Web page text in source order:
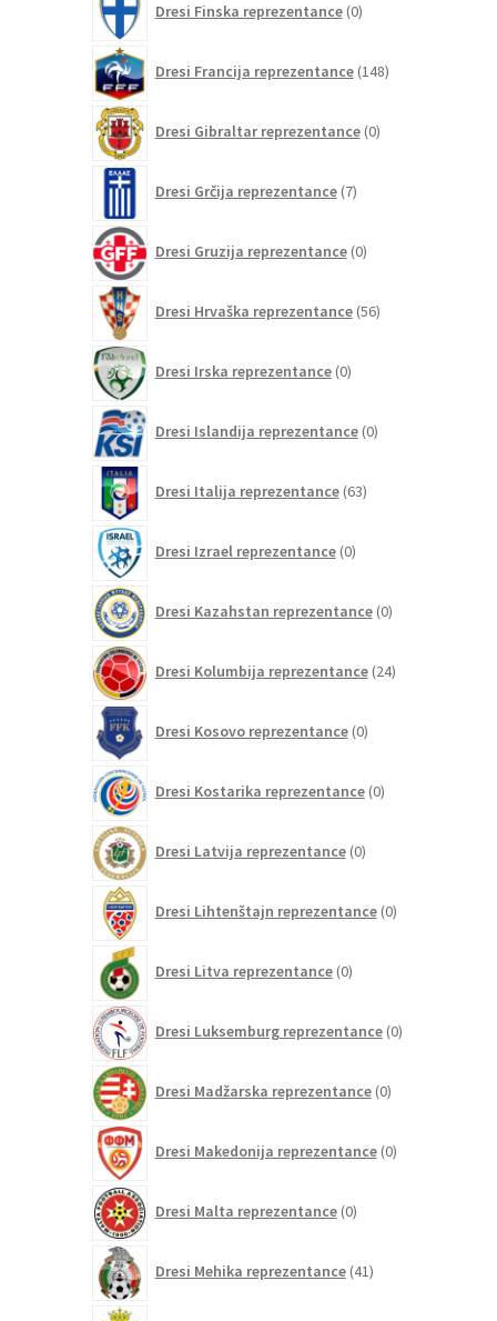
Dresi Finska reprezentance 0izdelkov
Dresi Francija reprezentance 148izdelkov
Dresi Gibraltar reprezentance 0izdelkov
Dresi Grčija reprezentance 7izdelkov
Dresi Gruzija reprezentance 0izdelkov
Dresi Hrvaška reprezentance 56izdelkov
Dresi Irska reprezentance 0izdelkov
Dresi Islandija reprezentance 0izdelkov
Dresi Italija reprezentance 63izdelkov
Dresi Izrael reprezentance 0izdelkov
Dresi Kazahstan reprezentance 0izdelkov
Dresi Kolumbija reprezentance 24izdelkov
Dresi Kosovo reprezentance 0izdelkov
Dresi Kostarika reprezentance 0izdelkov
Dresi Latvija reprezentance 0izdelkov
Dresi Lihtenštajn reprezentance 0izdelkov
Dresi Litva reprezentance 0izdelkov
Dresi Luksemburg reprezentance 0izdelkov
Dresi Madžarska reprezentance 0izdelkov
Dresi Makedonija reprezentance 0izdelkov
Dresi Malta reprezentance 0izdelkov
Dresi Mehika reprezentance 41izdelkov